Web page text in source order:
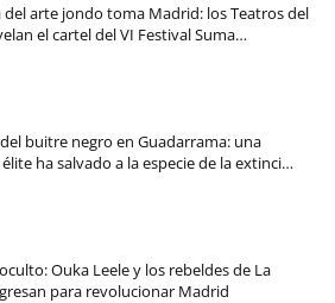
del arte jondo toma Madrid: los Teatros del
el cartel del VI Festival Suma…
buitre negro en Guadarrama: una
ha salvado a la especie de la extinci…
Ouka Leele y los rebeldes de La
para revolucionar Madrid